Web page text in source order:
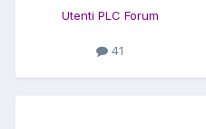
Utenti PLC Forum
41